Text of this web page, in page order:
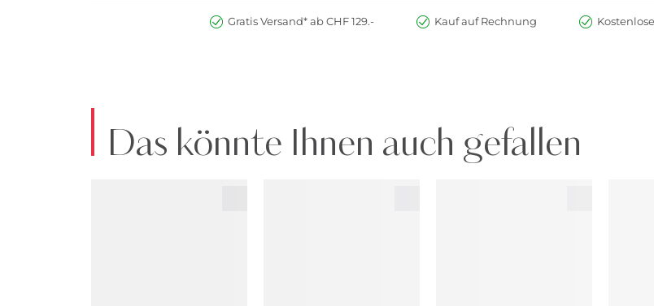
Gratis Versand* ab CHF 129.- Kauf auf Rechnung
Das könnte Ihnen auch gefallen